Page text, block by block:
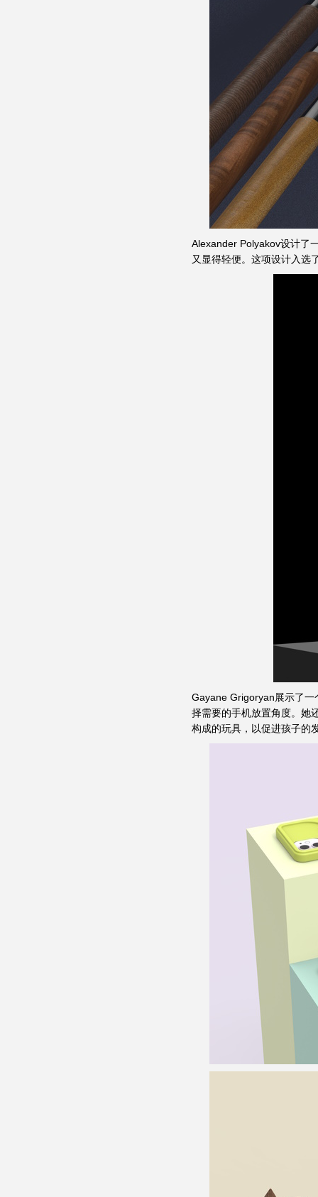
Alexander Polyakov设计了
又显得轻便。这项设计入选
Gayane Grigoryan展示了一
择需要的手机放置角度。她
构成的玩具，以促进孩子的